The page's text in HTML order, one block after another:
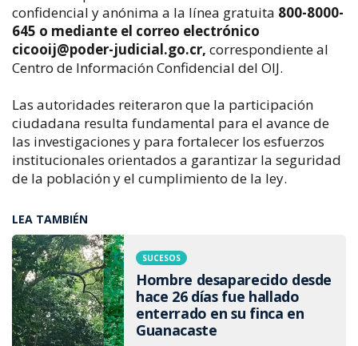
confidencial y anónima a la línea gratuita 800-8000-
645 o mediante el correo electrónico
cicooij@poder-judicial.go.cr, correspondiente al
Centro de Información Confidencial del OIJ.
Las autoridades reiteraron que la participación
ciudadana resulta fundamental para el avance de
las investigaciones y para fortalecer los esfuerzos
institucionales orientados a garantizar la seguridad
de la población y el cumplimiento de la ley.
LEA TAMBIÉN
SUCESOS
Hombre desaparecido desde
hace 26 días fue hallado
enterrado en su finca en
Guanacaste